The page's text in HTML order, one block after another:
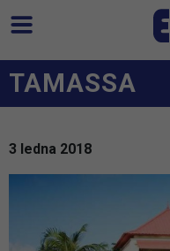
TAMASSA
3 ledna 2018